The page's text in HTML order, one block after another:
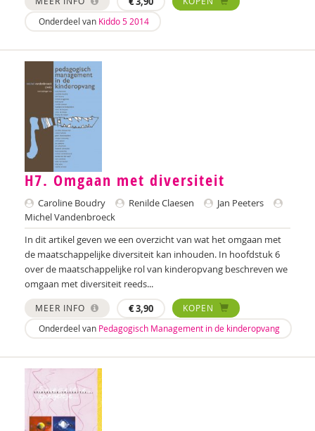
Laura Batstra
Rebecca Beck
Anke van Beckhoven
Celeste Bekkering
Joop Berding
Kim van den Berg
Maria Hetty van den Berg
Nicolette van den Berg
Remco van den Berg
Tonny van den Berg
Willeke van den Berg-Meijerhoven
Annelies Bergmans
Louise Berkhout
Brenda Berns
Onderdeel van Kiddo 5 2014
H7. Omgaan met diversiteit
Caroline Boudry Renilde Claesen
Jan Peeters
Michel Vandenbroeck
In dit artikel geven we een overzicht van wat het omgaan met
de maatschappelijke diversiteit kan inhouden. In hoofdstuk 6
over de maatschappelijke rol van kinderopvang beschreven we
omgaan met diversiteit reeds...
MEER INFO €3,90
KOPEN
Onderdeel van Pedagogisch Management in de kinderopvang